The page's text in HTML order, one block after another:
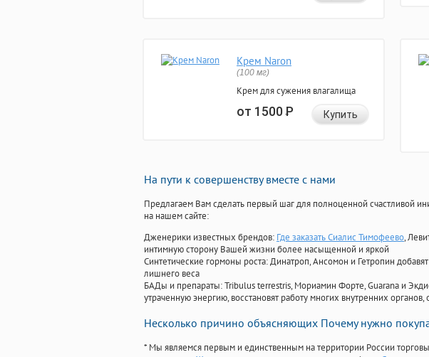
Крем Naron
(100 мг)
Крем для сужения влагалища
от 1500Р Купить
На пути к совершенству вместе с нами
Предлагаем Вам сделать первый шаг для полноценной счастливой
на нашем сайте:
Дженерики известных брендов: Где заказать Сиалис Тимофеево,
интимную сторону Вашей жизни более насыщенной и яркой
Синтетические гормоны роста: Динатроп, Ансомон и Гетропин
лишнего веса
БАДы и препараты:Tribulus terrestris, Мориамин Форте, Guarana и
утраченную энергию, восстановят работу многих внутренних органов,
Несколько причино объясняющих Почему нужно
* Мы являемся первым и единственным на территории России